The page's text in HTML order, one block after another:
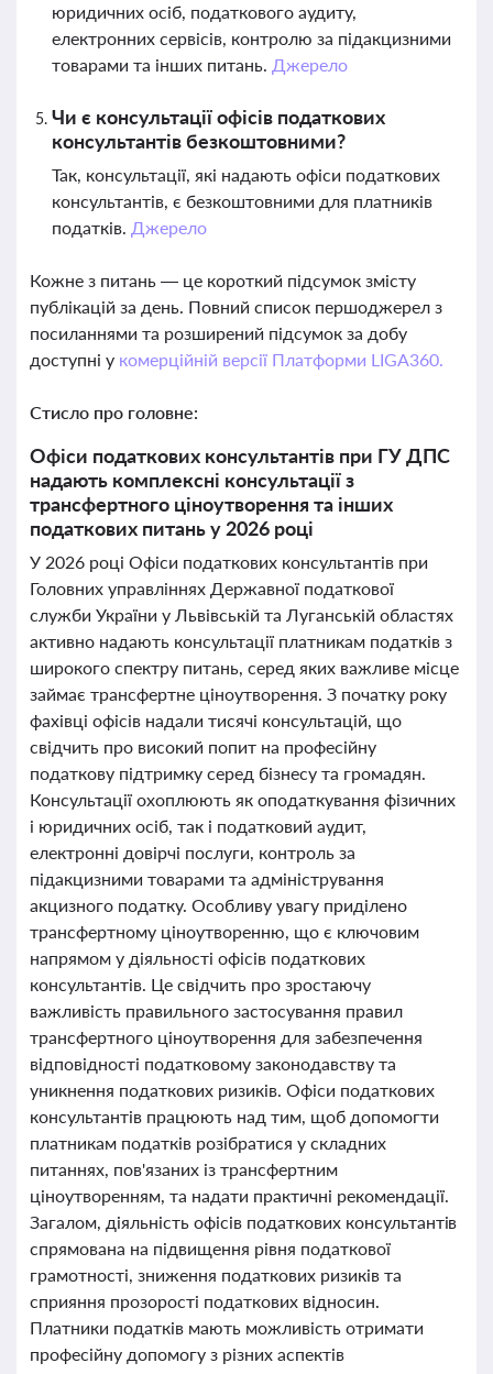
юридичних осіб, податкового аудиту,
електронних сервісів, контролю за підакцизними
товарами та інших питань. Джерело
Чи є консультації офісів податкових
консультантів безкоштовними?
Так, консультації, які надають офіси податкових
консультантів, є безкоштовними для платників
податків. Джерело
Кожне з питань — це короткий підсумок змісту
публікацій за день. Повний список першоджерел з
посиланнями та розширений підсумок за добу
доступні у комерційній версії Платформи LIGA360.
Стисло про головне:
Офіси податкових консультантів при ГУ ДПС
надають комплексні консультації з
трансфертного ціноутворення та інших
податкових питань у 2026 році
У 2026 році Офіси податкових консультантів при
Головних управліннях Державної податкової
служби України у Львівській та Луганській областях
активно надають консультації платникам податків з
широкого спектру питань, серед яких важливе місце
займає трансфертне ціноутворення. З початку року
фахівці офісів надали тисячі консультацій, що
свідчить про високий попит на професійну
податкову підтримку серед бізнесу та громадян.
Консультації охоплюють як оподаткування фізичних
і юридичних осіб, так і податковий аудит,
електронні довірчі послуги, контроль за
підакцизними товарами та адміністрування
акцизного податку. Особливу увагу приділено
трансфертному ціноутворенню, що є ключовим
напрямом у діяльності офісів податкових
консультантів. Це свідчить про зростаючу
важливість правильного застосування правил
трансфертного ціноутворення для забезпечення
відповідності податковому законодавству та
уникнення податкових ризиків. Офіси податкових
консультантів працюють над тим, щоб допомогти
платникам податків розібратися у складних
питаннях, пов'язаних із трансфертним
ціноутворенням, та надати практичні рекомендації.
Загалом, діяльність офісів податкових консультантів
спрямована на підвищення рівня податкової
грамотності, зниження податкових ризиків та
сприяння прозорості податкових відносин.
Платники податків мають можливість отримати
професійну допомогу з різних аспектів